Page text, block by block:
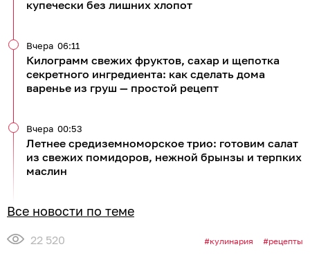
купечески без лишних хлопот
Килограмм свежих фруктов, сахар и щепотка
секретного ингредиента: как сделать дома
варенье из груш — простой рецепт
Вчера 06:11
Летнее средиземноморское трио: готовим салат
из свежих помидоров, нежной брынзы и терпких
маслин
Вчера 00:53
Все новости по теме
22 520 кулинария рецепты